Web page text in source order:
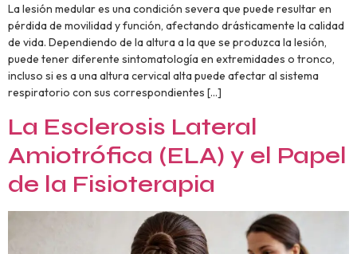
La lesión medular es una condición severa que puede resultar en
pérdida de movilidad y función, afectando drásticamente la calidad
de vida. Dependiendo de la altura a la que se produzca la lesión,
puede tener diferente sintomatología en extremidades o tronco,
incluso si es a una altura cervical alta puede afectar al sistema
respiratorio con sus correspondientes […]
La Esclerosis Lateral
Amiotrófica (ELA) y el Papel
de la Fisioterapia